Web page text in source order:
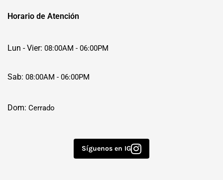
Horario de Atención
Lun - Vier: 08:00AM - 06:00PM
Sab: 08:00AM - 06:00PM
Dom: Cerrado
Síguenos en IG